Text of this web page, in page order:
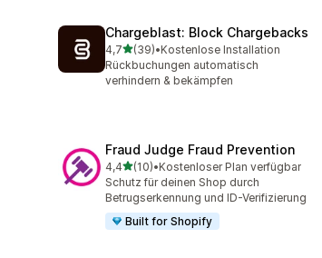
Chargeblast: Block Chargebacks
4,7von 5 Sternen
(39)
39 Rezensionen insgesamt
•Kostenlose Installation
Rückbuchungen automatisch
verhindern & bekämpfen
Fraud Judge Fraud Prevention
4,4von 5 Sternen
(10)
10 Rezensionen insgesamt
•Kostenloser Plan verfügbar
Schutz für deinen Shop durch
Betrugserkennung und ID-Verifizierung
Built for Shopify